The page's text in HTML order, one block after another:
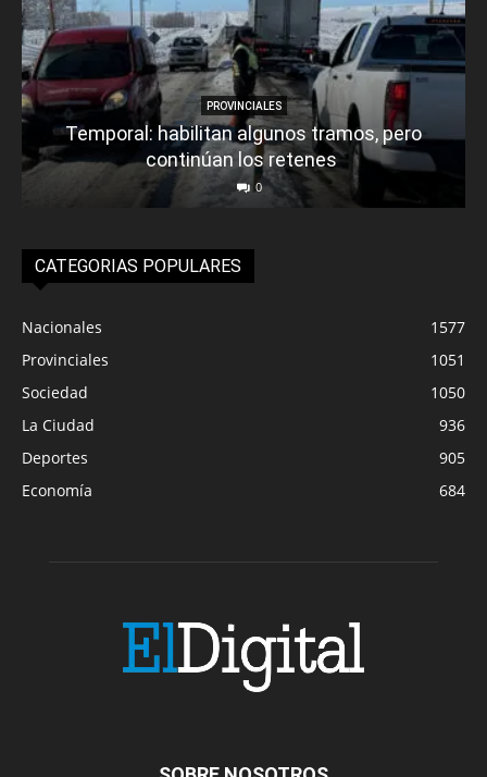
PROVINCIALES
Temporal: habilitan algunos tramos, pero
continúan los retenes
0
CATEGORIAS POPULARES
Nacionales
1577
Provinciales
1051
Sociedad
1050
La Ciudad
936
Deportes
905
Economía
684